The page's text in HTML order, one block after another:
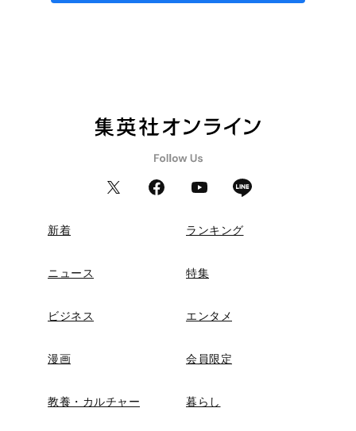
新着 ランキング
ニュース 特集
ビジネス エンタメ
漫画 会員限定
教養・カルチャー 暮らし